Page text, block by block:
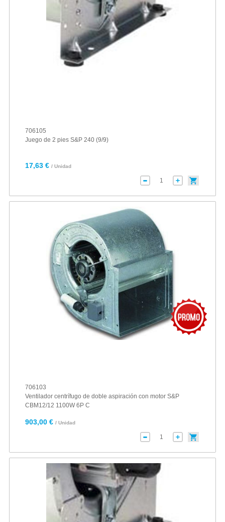
706105
Juego de 2 pies S&P 240 (9/9)
17,63 € / Unidad
706103
Ventilador centrífugo de doble aspiración con motor S&P
CBM12/12 1100W 6P C
903,00 € / Unidad